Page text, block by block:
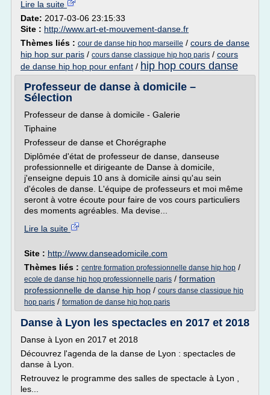
Lire la suite
Date: 2017-03-06 23:15:33
Site : http://www.art-et-mouvement-danse.fr
Thèmes liés : cour de danse hip hop marseille / cours de danse
hip hop sur paris / cours danse classique hip hop paris / cours
de danse hip hop pour enfant / hip hop cours danse
Professeur de danse à domicile –
Sélection
Professeur de danse à domicile - Galerie
Tiphaine
Professeur de danse et Chorégraphe
Diplômée d'état de professeur de danse, danseuse
professionnelle et dirigeante de Danse à domicile,
j'enseigne depuis 10 ans à domicile ainsi qu'au sein
d'écoles de danse. L'équipe de professeurs et moi même
seront à votre écoute pour faire de vos cours particuliers
des moments agréables. Ma devise...
Lire la suite
Site : http://www.danseadomicile.com
Thèmes liés : centre formation professionnelle danse hip hop /
ecole de danse hip hop professionnelle paris / formation
professionnelle de danse hip hop / cours danse classique hip
hop paris / formation de danse hip hop paris
Danse à Lyon les spectacles en 2017 et 2018
Danse à Lyon en 2017 et 2018
Découvrez l'agenda de la danse de Lyon : spectacles de
danse à Lyon.
Retrouvez le programme des salles de spectacle à Lyon ,
les...